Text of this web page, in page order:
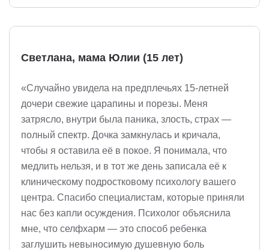
Светлана, мама Юлии (15 лет)
«Случайно увидела на предплечьях 15-летней
дочери свежие царапины и порезы. Меня
затрясло, внутри была паника, злость, страх —
полный спектр. Дочка замкнулась и кричала,
чтобы я оставила её в покое. Я понимала, что
медлить нельзя, и в тот же день записала её к
клиническому подростковому психологу вашего
центра. Спасибо специалистам, которые приняли
нас без капли осуждения. Психолог объяснила
мне, что селфхарм — это способ ребенка
заглушить невыносимую душевную боль